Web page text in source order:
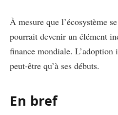
À mesure que l’écosystème
pourrait devenir un élément
finance mondiale. L’adoption
peut-être qu’à ses débuts.
En bref